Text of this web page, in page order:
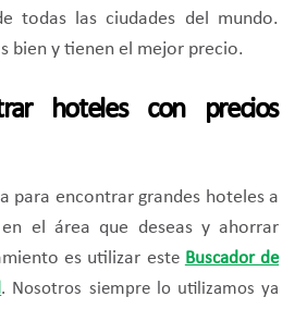
todas las ciudades del mundo.
bien y tienen el mejor precio.
hoteles con precios
para encontrar grandes hoteles a
en el área que deseas y ahorrar
es utilizar este Buscador de
. Nosotros siempre lo utilizamos ya